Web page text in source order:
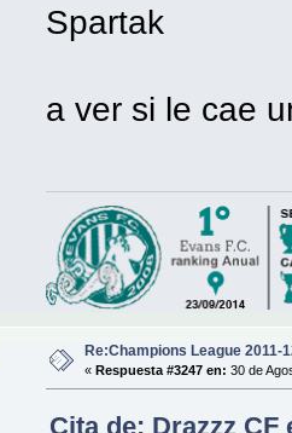
Spartak
a ver si le cae
Re:Champions League 2011-
«Respuesta #3247 en: 30 de
Cita de: Drazzz CF